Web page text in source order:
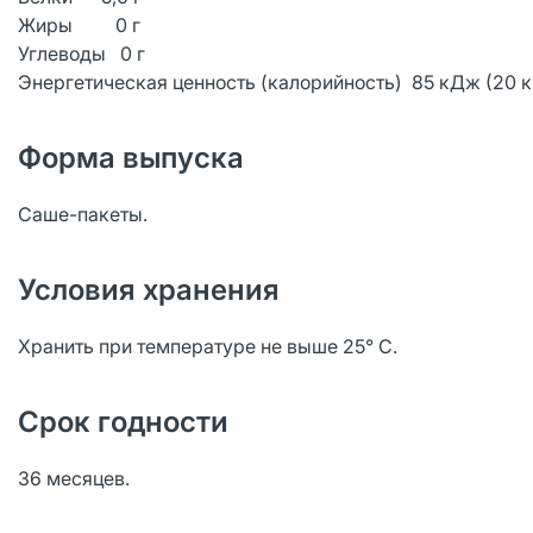
Жиры 0 г
Углеводы 0 г
Энергетическая ценность (калорийность) 85 кДж (20
Форма выпуска
Саше-пакеты.
Условия хранения
Хранить при температуре не выше 25° С.
Срок годности
36 месяцев.